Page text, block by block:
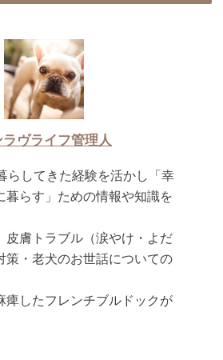
ラヴライフ管理人
らしてきた経験を活かし「幸
暮らす」ための情報や知識を
皮膚トラブル（涙やけ・よだ
策・老犬のお世話についての
痺したフレンチブルドックが